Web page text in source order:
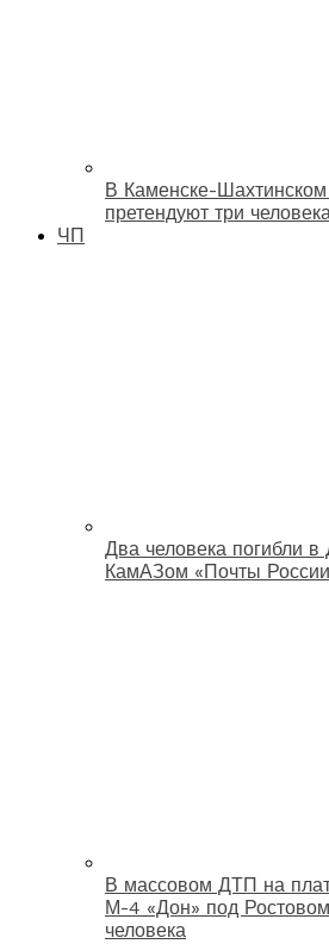
В Каменске-
претендуют три
ЧП
Два человека погибли
КамАЗом «Почты
В массовом ДТП на
М-4 «Дон» под
человека